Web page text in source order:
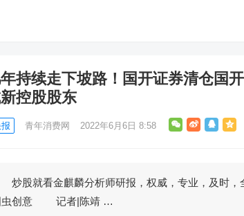
持续走下坡路！国开证券清仓国
控股股东
青年消费网 2022年6月6日 8:58
股就看金麒麟分析师研报，权威，专业，及时，
虫创意 记者|陈靖 …